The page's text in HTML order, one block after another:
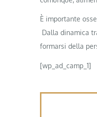
È importante
Dalla dinamica
formarsi della
[wp_ad_camp_1]